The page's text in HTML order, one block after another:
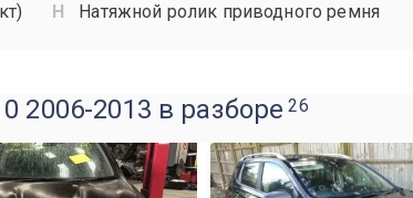
Натяжной ролик приводного ремня
2006-2013 в разборе 26